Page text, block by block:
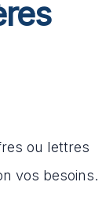
ou lettres
vos besoins.